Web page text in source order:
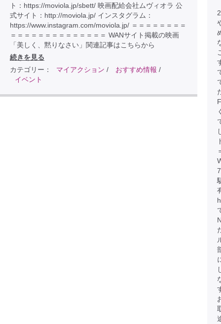
ト：https://moviola.jp/sbett/ 映画配給会社ムヴィオラ 公
式サイト：http://moviola.jp/ インスタグラム：
https://www.instagram.com/moviola.jp/ ＝＝＝＝＝＝＝＝
＝＝＝＝＝＝＝＝＝＝＝＝＝＝ WANサイト掲載の映画
「美しく、黙りなさい」関連記事はこちらから
続きを見る
カテゴリー：
マイアクション / おすすめ情報 /
イベント